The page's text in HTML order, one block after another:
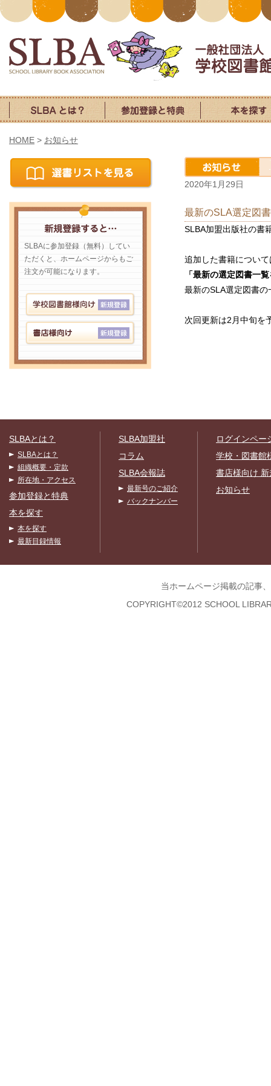
HOME > お知らせ
2020年1月29日
最新のSLA選定図
SLBA加盟出版社の書
追加した書籍につい
「最新の選定図書一
最新のSLA選定図書
次回更新は2月中旬を
SLBAに参加登録（無料）してい
ただくと、ホームページからもご
注文が可能になります。
SLBAとは？
SLBAとは？
組織概要・定款
所在地・アクセス
参加登録と特典
本を探す
本を探す
最新目録情報
SLBA加盟社
コラム
SLBA会報誌
最新号のご紹介
バックナンバー
ログインペー
学校・図書館
書店様向け
お知らせ
当ホームページ掲載の記事
COPYRIGHT©2012 SCHOOL